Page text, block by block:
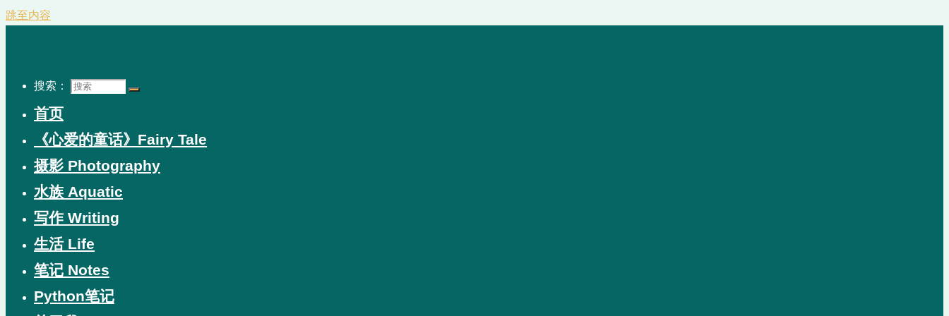
跳至内容
搜索：
首页
《心爱的童话》Fairy Tale
摄影 Photography
水族 Aquatic
写作 Writing
生活 Life
笔记 Notes
Python笔记